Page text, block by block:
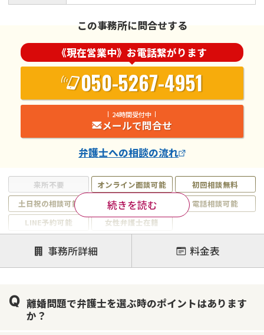
来所不要 オンライン面談可能
初回相談無料
土日祝の相談可能
19時以降電話可能
電話相談可能
LINE予約可能
女性弁護士在籍
注力案件
離婚前相談
離婚調停
離婚裁判
不貞・不倫慰謝料請求
国際離婚
養育費問題
財産分与
続きを読む
この事務所に問合せする
《現在営業中》お電話繋がります
050-5267-4951
24時間受付中
メールで問合せ
弁護士への相談の流れ
事務所詳細 料金表
離婚問題で弁護士を選ぶ時のポイントはあります
か？